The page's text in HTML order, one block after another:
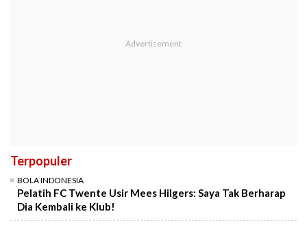
Terpopuler
BOLA INDONESIA
Pelatih FC Twente Usir Mees Hilgers: Saya Tak Berharap
Dia Kembali ke Klub!